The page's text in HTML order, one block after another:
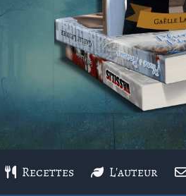
Recettes L'auteur